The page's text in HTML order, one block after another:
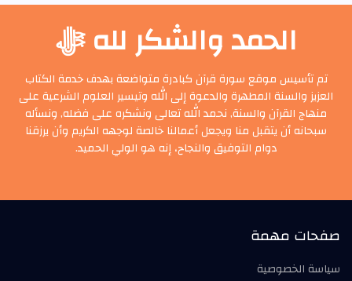
الحمد والشكر لله ﷻ
تم تأسيس موقع سورة قرآن كبادرة متواضعة بهدف خدمة الكتاب
العزيز والسنة المطهرة والدعوة إلى الله وتيسير العلوم الشرعية على
منهاج القرآن والسنة, نحمد الله تعالى ونشكره على فضله, ونسأله
سبحانه أن يتقبل منا ويجعل أعمالنا خالصة لوجهه الكريم وأن يرزقنا
دوام التوفيق والنجاح، إنه هو الولي الحميد.
صفحات مهمة
سياسة الخصوصية